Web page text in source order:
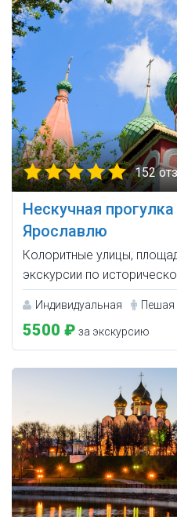
152
Нескучная
Ярославлю
Колоритные улицы,
экскурсии по
Индивидуальная Пешая
5500 ₽ за экскурсию